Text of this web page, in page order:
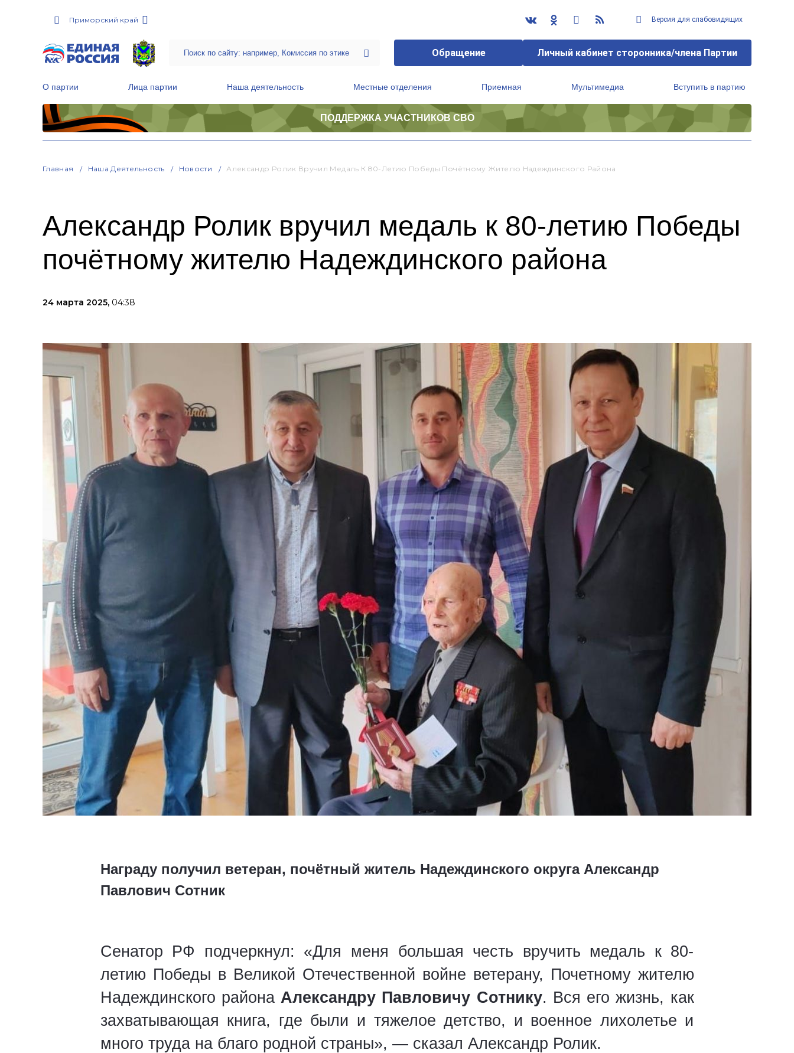
Приморский край Версия для слабовидящих
Обращение Личный кабинет сторонника/члена Партии
О партии Лица партии Наша деятельность Местные отделения Приемная Мультимедиа Вступить в партию
ПОДДЕРЖКА УЧАСТНИКОВ СВО
Главная Наша Деятельность Новости Александр Ролик Вручил Медаль К 80-Летию Победы Почётному Жителю Надеждинского Района
Александр Ролик вручил медаль к 80-летию Победы
почётному жителю Надеждинского района
24 марта 2025, 04:38
Награду получил ветеран, почётный житель Надеждинского округа Александр
Павлович Сотник
Сенатор РФ подчеркнул: «Для меня большая честь вручить медаль к 80-
летию Победы в Великой Отечественной войне ветерану, Почетному жителю
Надеждинского района Александру Павловичу Сотнику. Вся его жизнь, как
захватывающая книга, где были и тяжелое детство, и военное лихолетье и
много труда на благо родной страны», — сказал Александр Ролик.